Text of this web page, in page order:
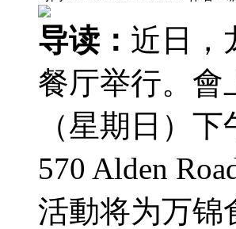
导读： 近日，
餐厅举行。會
（星期日）
570 Alden
活動将为万锦